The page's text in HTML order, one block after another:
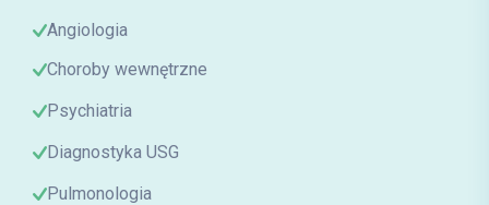
Angiologia
Choroby wewnętrzne
Psychiatria
Diagnostyka USG
Pulmonologia